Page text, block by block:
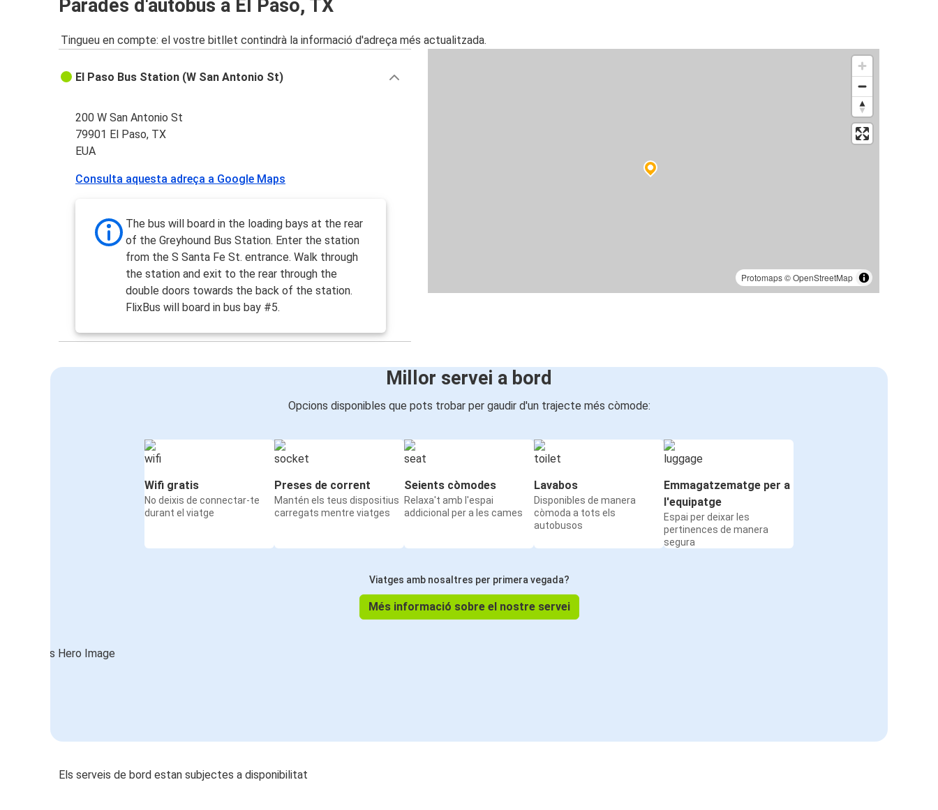
Parades d'autobús a El Paso, TX
Tingueu en compte: el vostre bitllet contindrà la informació d'adreça més actualitzada.
Protomaps©OpenStreetMap
El Paso Bus Station (W San Antonio St)
200 W San Antonio St
79901 El Paso, TX
EUA
Consulta aquesta adreça a Google Maps
The bus will board in the loading bays at the rear
of the Greyhound Bus Station. Enter the station
from the S Santa Fe St. entrance. Walk through
the station and exit to the rear through the
double doors towards the back of the station.
FlixBus will board in bus bay #5.
Millor servei a bord
Opcions disponibles que pots trobar per gaudir d'un trajecte més còmode:
Wifi gratis
No deixis de connectar-te
durant el viatge
Preses de corrent
Mantén els teus dispositius
carregats mentre viatges
Seients còmodes
Relaxa't amb l'espai
addicional per a les cames
Lavabos
Disponibles de manera
còmoda a tots els
autobusos
Emmagatzematge per a
l'equipatge
Espai per deixar les
pertinences de manera
segura
Viatges amb nosaltres per primera vegada?
Més informació sobre el nostre servei
Els serveis de bord estan subjectes a disponibilitat